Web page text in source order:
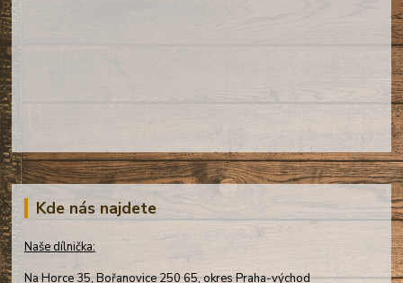
Kde nás najdete
Naše dílnička:
Na Horce 35, Bořanovice 250 65, okres Praha-východ